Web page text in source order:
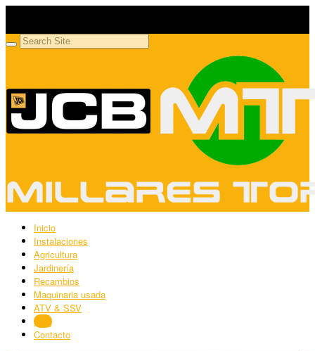
Inicio
Instalaciones
Agricultura
Jardinería
Recambios
Maquinaria usada
ATV & SSV
Blog
Contacto